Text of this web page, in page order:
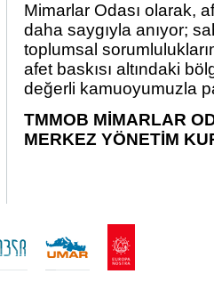
Mimarlar Odası olarak,
daha saygıyla anıyor;
toplumsal
afet baskısı altındaki
değerli kamuoyumuzla
TMMOB MİMARLAR
MERKEZ YÖNETİM